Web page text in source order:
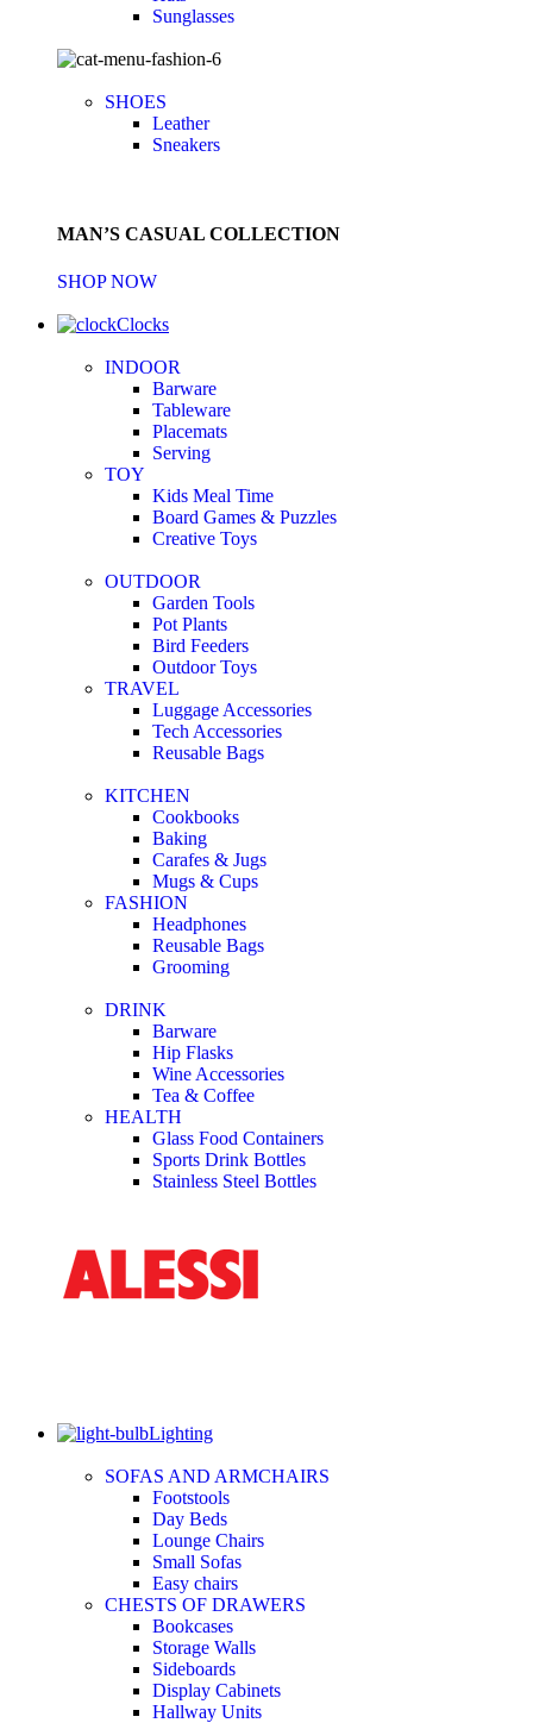
Sunglasses
SHOES
Leather
Sneakers
MAN’S CASUAL COLLECTION
SHOP NOW
Clocks
INDOOR
Barware
Tableware
Placemats
Serving
TOY
Kids Meal Time
Board Games & Puzzles
Creative Toys
OUTDOOR
Garden Tools
Pot Plants
Bird Feeders
Outdoor Toys
TRAVEL
Luggage Accessories
Tech Accessories
Reusable Bags
KITCHEN
Cookbooks
Baking
Carafes & Jugs
Mugs & Cups
FASHION
Headphones
Reusable Bags
Grooming
DRINK
Barware
Hip Flasks
Wine Accessories
Tea & Coffee
HEALTH
Glass Food Containers
Sports Drink Bottles
Stainless Steel Bottles
Lighting
SOFAS AND ARMCHAIRS
Footstools
Day Beds
Lounge Chairs
Small Sofas
Easy chairs
CHESTS OF DRAWERS
Bookcases
Storage Walls
Sideboards
Display Cabinets
Hallway Units